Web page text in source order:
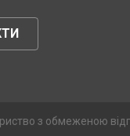
з обмеженою